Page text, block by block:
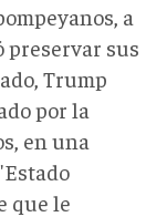
a
preservar sus
Trump
por la
en una
que le